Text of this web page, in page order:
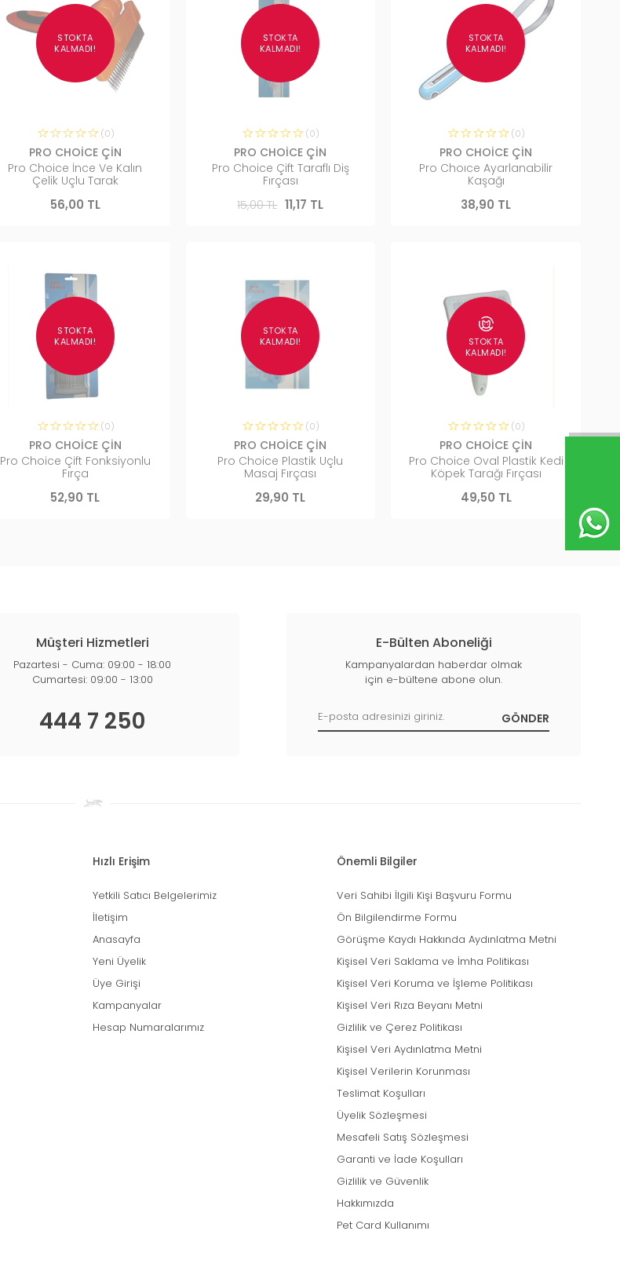
STOKTA
KALMADI!
(0)
PRO CHOİCE ÇİN
Pro Choice İnce Ve Kalın
Çelik Uçlu Tarak
56,00 TL
STOKTA
KALMADI!
(0)
PRO CHOİCE ÇİN
Pro Choice Çift Taraflı Diş
Fırçası
15,00 TL 11,17 TL
STOKTA
KALMADI!
(0)
PRO CHOİCE ÇİN
Pro Choıce Ayarlanabilir
Kaşağı
38,90 TL
STOKTA
KALMADI!
(0)
PRO CHOİCE ÇİN
Pro Choice Çift Fonksiyonlu
Fırça
52,90 TL
STOKTA
KALMADI!
(0)
PRO CHOİCE ÇİN
Pro Choice Plastik Uçlu
Masaj Fırçası
29,90 TL
STOKTA
KALMADI!
(0)
PRO CHOİCE ÇİN
Pro Choice Oval Plastik Kedi
Köpek Tarağı Fırçası
49,50 TL
Müşteri Hizmetleri
Pazartesi - Cuma: 09:00 - 18:00
Cumartesi: 09:00 - 13:00
444 7 250
E-Bülten Aboneliği
Kampanyalardan haberdar olmak
için e-bültene abone olun.
Hızlı Erişim
Yetkili Satıcı Belgelerimiz
İletişim
Anasayfa
Yeni Üyelik
Üye Girişi
Kampanyalar
Hesap Numaralarımız
Önemli Bilgiler
Veri Sahibi İlgili Kişi Başvuru Formu
Ön Bilgilendirme Formu
Görüşme Kaydı Hakkında Aydınlatma Metni
Kişisel Veri Saklama ve İmha Politikası
Kişisel Veri Koruma ve İşleme Politikası
Kişisel Veri Rıza Beyanı Metni
Gizlilik ve Çerez Politikası
Kişisel Veri Aydınlatma Metni
Kişisel Verilerin Korunması
Teslimat Koşulları
Üyelik Sözleşmesi
Mesafeli Satış Sözleşmesi
Garanti ve İade Koşulları
Gizlilik ve Güvenlik
Hakkımızda
Pet Card Kullanımı